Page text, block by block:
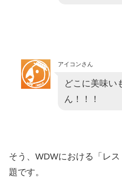
アイコンさん
どこに美味い
ん！！！
そう、WDWにおける「レ
題です。